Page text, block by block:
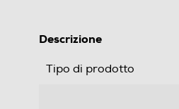
Descrizione
Tipo di prodotto